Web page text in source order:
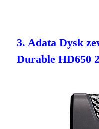
3. Adata Dysk
Durable HD650